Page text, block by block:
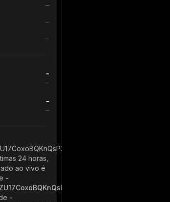
-
-
24 horas,
ao vivo é
-
-